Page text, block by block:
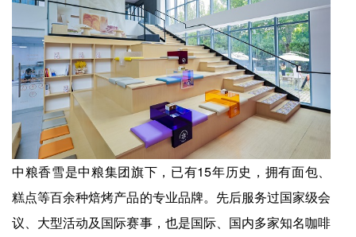
中粮香雪是中粮集团旗下，已有15年历史，拥有面包、
糕点等百余种焙烤产品的专业品牌。先后服务过国家级会
议、大型活动及国际赛事，也是国际、国内多家知名咖啡